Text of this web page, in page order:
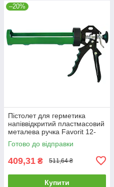
–20%
Пістолет для герметика
напіввідкритий пластмасовий
металева ручка Favorit 12-
021 |монтажний для силікона
клея Пистолет для
Готово до відправки
409,31 ₴ 511,64 ₴
Купити